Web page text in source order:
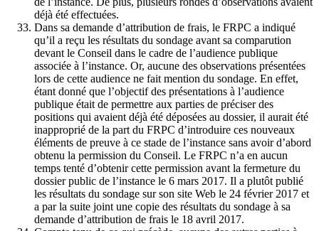
déjà été effectuées.
Dans sa demande d’attribution de frais, le FRPC a indiqué
qu’il a reçu les résultats du sondage avant sa comparution
devant le Conseil dans le cadre de l’audience publique
associée à l’instance. Or, aucune des observations présentées
lors de cette audience ne fait mention du sondage. En effet,
étant donné que l’objectif des présentations à l’audience
publique était de permettre aux parties de préciser des
positions qui avaient déjà été déposées au dossier, il aurait été
inapproprié de la part du FRPC d’introduire ces nouveaux
éléments de preuve à ce stade de l’instance sans avoir d’abord
obtenu la permission du Conseil. Le FRPC n’a en aucun
temps tenté d’obtenir cette permission avant la fermeture du
dossier public de l’instance le 6 mars 2017. Il a plutôt publié
les résultats du sondage sur son site Web le 24 février 2017 et
a par la suite joint une copie des résultats du sondage à sa
demande d’attribution de frais le 18 avril 2017.